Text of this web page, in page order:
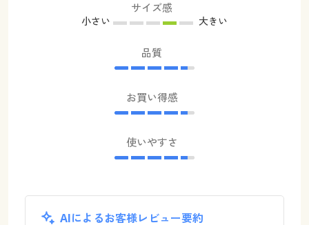
サイズ感
小さい 大きい
品質
お買い得感
使いやすさ
AIによるお客様レビュー要約